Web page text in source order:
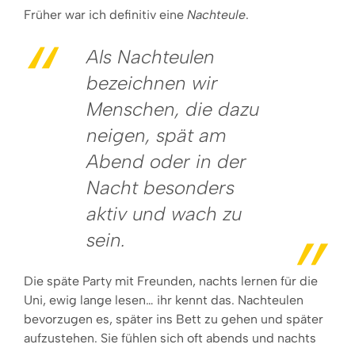
Früher war ich definitiv eine Nachteule.
Als Nachteulen
bezeichnen wir
Menschen, die dazu
neigen, spät am
Abend oder in der
Nacht besonders
aktiv und wach zu
sein.
Die späte Party mit Freunden, nachts lernen für die
Uni, ewig lange lesen… ihr kennt das. Nachteulen
bevorzugen es, später ins Bett zu gehen und später
aufzustehen. Sie fühlen sich oft abends und nachts